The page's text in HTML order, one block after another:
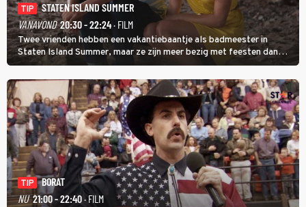
TIP
STATEN ISLAND SUMMER
VANAVOND 20:30 - 22:24· FILM
Twee vrienden hebben een vakantiebaantje als badmeester in
Staten Island Summer, maar ze zijn meer bezig met feesten dan
met werken.
TIP
BORAT
NU 21:00 - 22:40· FILM